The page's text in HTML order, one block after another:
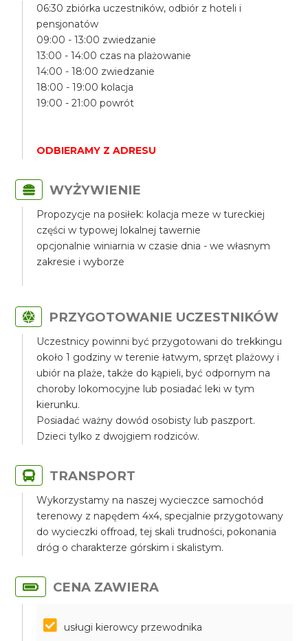
06:30 zbiórka uczestników, odbiór z hoteli i
pensjonatów
09:00 - 13:00 zwiedzanie
13:00 - 14:00 czas na plażowanie
14:00 - 18:00 zwiedzanie
18:00 - 19:00 kolacja
19:00 - 21:00 powrót
ODBIERAMY Z ADRESU
WYŻYWIENIE
Propozycje na posiłek: kolacja meze w tureckiej
części w typowej lokalnej tawernie
opcjonalnie winiarnia w czasie dnia - we własnym
zakresie i wyborze
PRZYGOTOWANIE UCZESTNIKÓW
Uczestnicy powinni być przygotowani do trekkingu
około 1 godziny w terenie łatwym, sprzęt plażowy i
ubiór na plaże, także do kąpieli, być odpornym na
choroby lokomocyjne lub posiadać leki w tym
kierunku.
Posiadać ważny dowód osobisty lub paszport.
Dzieci tylko z dwojgiem rodziców.
TRANSPORT
Wykorzystamy na naszej wycieczce samochód
terenowy z napędem 4x4, specjalnie przygotowany
do wycieczki offroad, tej skali trudności, pokonania
dróg o charakterze górskim i skalistym.
CENA ZAWIERA
usługi kierowcy przewodnika